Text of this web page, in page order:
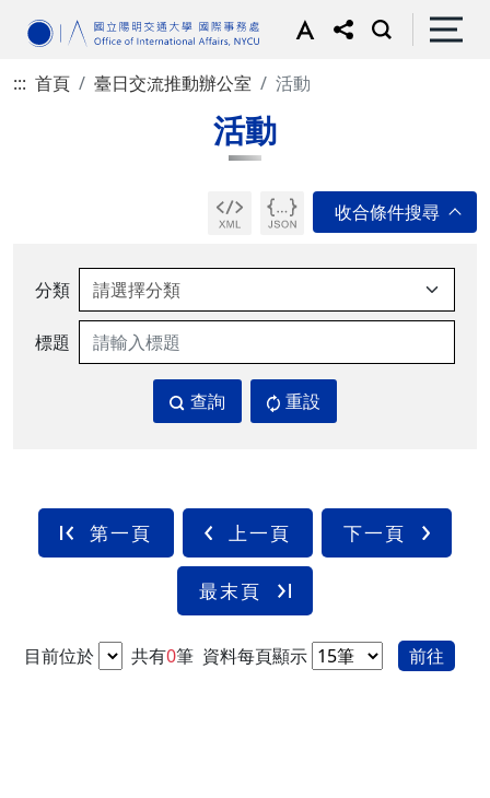
::: 首頁 臺日交流推動辦公室 活動
活動
分類
標題
查詢 重設
第一頁 上一頁 下一頁
最末頁
目前位於 共有0筆 資料每頁顯示 前往